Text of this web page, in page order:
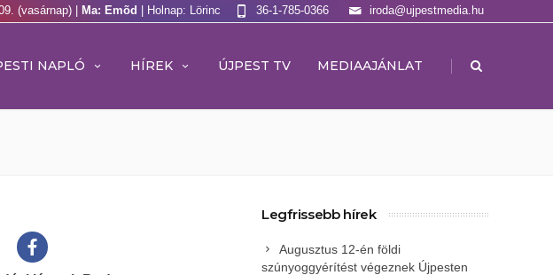
(vasárnap) | Ma: Emõd | Holnap: Lörinc iroda@ujpestmedia.hu
36-1-785-0366
NAPLÓ HÍREK ÚJPEST TV MEDIAAJÁNLAT |
Legfrissebb hírek
Augusztus 12-én földi
szúnyoggyérítést végeznek Újpesten